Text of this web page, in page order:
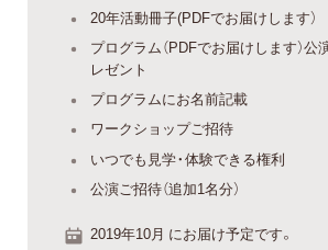
20年活動冊子(PDFでお届けします）
プログラム（PDFでお届けします）
レゼント
プログラムにお名前記載
ワークショップご招待
いつでも見学・体験できる権利
公演ご招待（追加1名分）
2019年10月 にお届け予定です。